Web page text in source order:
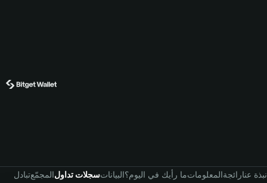
تبادلالمجمّعسجلات تداولالبياناتما رأيك في اليوم؟المعلوماترائجةنبذة عنا